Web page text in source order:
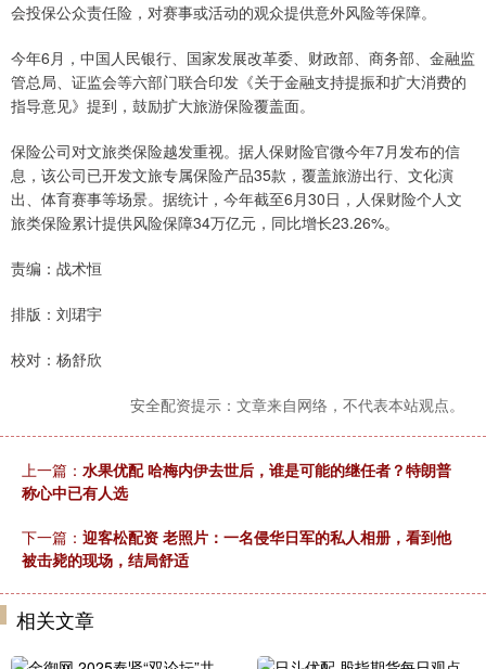
会投保公众责任险，对赛事或活动的观众提供意外风险等保障。
今年6月，中国人民银行、国家发展改革委、财政部、商务部、金融监
管总局、证监会等六部门联合印发《关于金融支持提振和扩大消费的
指导意见》提到，鼓励扩大旅游保险覆盖面。
保险公司对文旅类保险越发重视。据人保财险官微今年7月发布的信
息，该公司已开发文旅专属保险产品35款，覆盖旅游出行、文化演
出、体育赛事等场景。据统计，今年截至6月30日，人保财险个人文
旅类保险累计提供风险保障34万亿元，同比增长23.26%。
责编：战术恒
排版：刘珺宇
校对：杨舒欣
安全配资提示：文章来自网络，不代表本站观点。
上一篇： 水果优配 哈梅内伊去世后，谁是可能的继任者？特朗普
称心中已有人选
下一篇： 迎客松配资 老照片：一名侵华日军的私人相册，看到他
被击毙的现场，结局舒适
相关文章